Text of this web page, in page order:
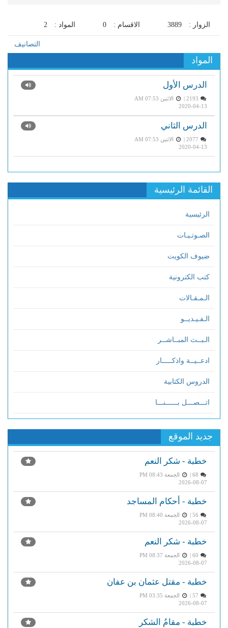
الزوار : 3889 الاقسام : 0 المواد : 2
التصانيف
المواد
الدرس الأول
الاثنين AM 07:53
2020-04-13
الدرس الثاني
الاثنين AM 07:53
2020-04-13
القائمة الرئيسية
الرئيسية
الصـوتـيـات
ضيوف الكويت
كتب الكترونية
الـمـقـالات
الـفـيـديــو
الـبــث المبــاشــر
ادعــيــة واذكـــــار
الدروس الكتابية
اتـــصـــل بــــــنـــا
جديد الموقع
خطبة - شكر النعم
الجمعة PM 08:43
2026-08-07
خطبة - أحكام المساجد
الجمعة PM 08:40
2026-08-07
خطبة - شكر النعم
الجمعة PM 08:37
2026-08-07
خطبة - مقتل عثمان بن عفان
الجمعة PM 03:35
2026-08-07
خطبة - مقامُ الشكر